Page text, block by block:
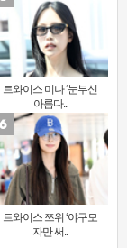
트와이스 미나 ‘눈부신
아름다..
트와이스 쯔위 ‘야구모
자만 써..